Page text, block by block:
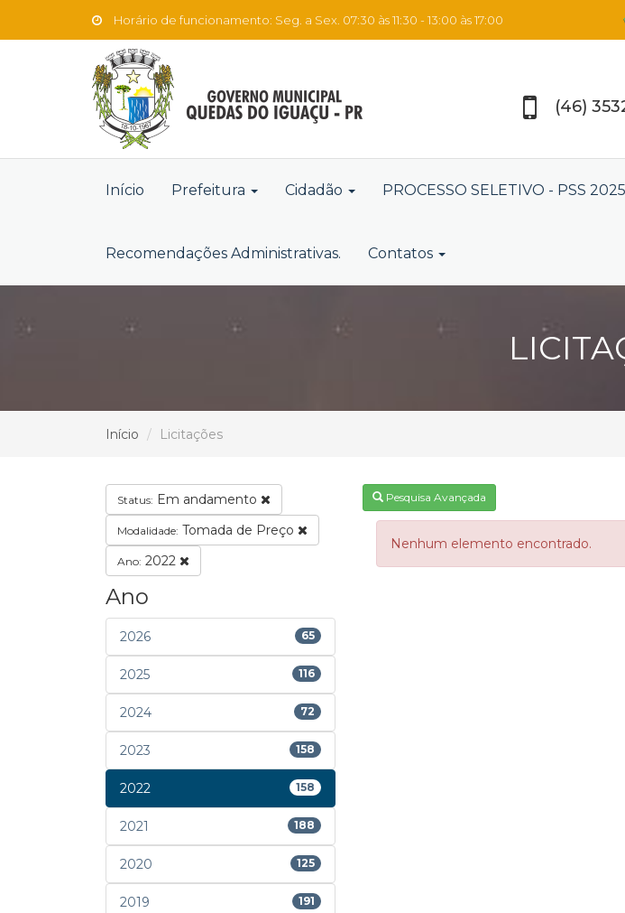
Horário de funcionamento: Seg. a Sex. 07:30 às 11:30 - 13:00 às 17:00
(46)
Início Prefeitura Cidadão PROCESSO SELETIVO - PSS 2025
Recomendações Administrativas. Contatos
Início Licitações
Status: Em andamento
Modalidade: Tomada de Preço
Ano: 2022
Ano
2026 65
2025 116
2024 72
2023 158
2022 158
2021 188
2020 125
2019 191
Pesquisa Avançada
Nenhum elemento encontrado.